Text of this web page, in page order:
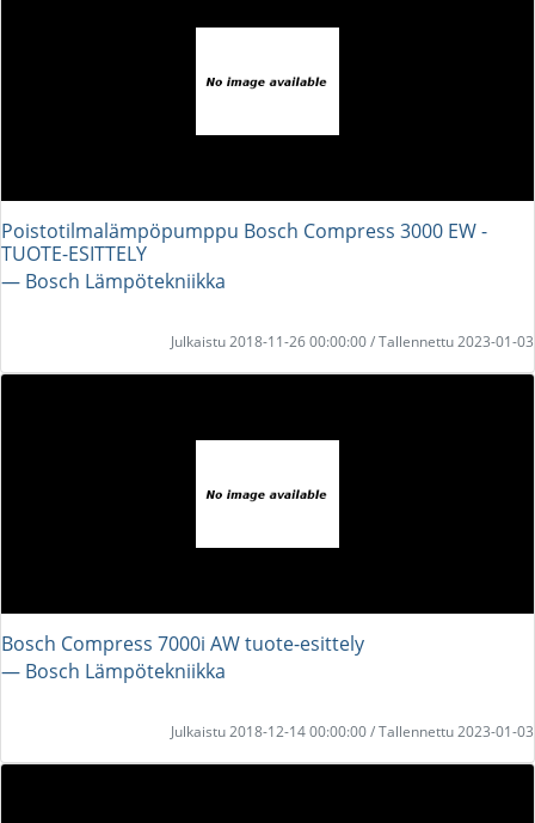
Poistotilmalämpöpumppu Bosch Compress 3000 EW -
TUOTE-ESITTELY
― Bosch Lämpötekniikka
Julkaistu 2018-11-26 00:00:00 / Tallennettu 2023-01-03
Bosch Compress 7000i AW tuote-esittely
― Bosch Lämpötekniikka
Julkaistu 2018-12-14 00:00:00 / Tallennettu 2023-01-03